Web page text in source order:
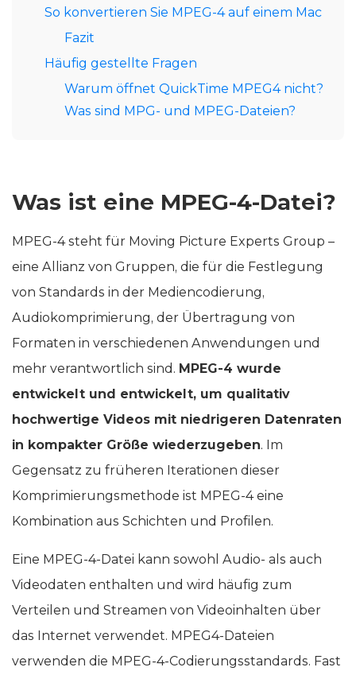
So konvertieren Sie MPEG-4 auf einem Mac
Fazit
Häufig gestellte Fragen
Warum öffnet QuickTime MPEG4 nicht?
Was sind MPG- und MPEG-Dateien?
Was ist eine MPEG-4-Datei?
MPEG-4 steht für Moving Picture Experts Group –
eine Allianz von Gruppen, die für die Festlegung
von Standards in der Mediencodierung,
Audiokomprimierung, der Übertragung von
Formaten in verschiedenen Anwendungen und
mehr verantwortlich sind. MPEG-4 wurde
entwickelt und entwickelt, um qualitativ
hochwertige Videos mit niedrigeren Datenraten
in kompakter Größe wiederzugeben. Im
Gegensatz zu früheren Iterationen dieser
Komprimierungsmethode ist MPEG-4 eine
Kombination aus Schichten und Profilen.
Eine MPEG-4-Datei kann sowohl Audio- als auch
Videodaten enthalten und wird häufig zum
Verteilen und Streamen von Videoinhalten über
das Internet verwendet. MPEG4-Dateien
verwenden die MPEG-4-Codierungsstandards. Fast